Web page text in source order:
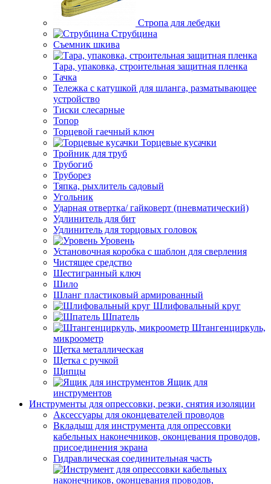
Стропа для лебедки
Струбцина
Съемник шкива
Тара, упаковка, строительная защитная пленка
Тачка
Тележка с катушкой для шланга, разматывающее
устройство
Тиски слесарные
Топор
Торцевой гаечный ключ
Торцевые кусачки
Тройник для труб
Трубогиб
Труборез
Тяпка, рыхлитель садовый
Угольник
Ударная отвертка/ гайковерт (пневматический)
Удлинитель для бит
Удлинитель для торцовых головок
Уровень
Установочная коробка с шаблон для сверления
Чистящее средство
Шестигранный ключ
Шило
Шланг пластиковый армированный
Шлифовальный круг
Шпатель
Штангенциркуль,
микроометр
Щетка металлическая
Щетка с ручкой
Щипцы
Ящик для
инструментов
Инструменты для опрессовки, резки, снятия изоляции
Аксессуары для оконцевателей проводов
Вкладыш для инструмента для опрессовки
кабельных наконечников, оконцевания проводов,
присоединения экрана
Гидравлическая соединительная часть